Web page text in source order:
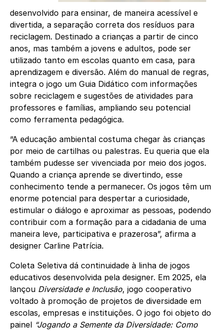
desenvolvido para ensinar, de maneira acessível e
divertida, a separação correta dos resíduos para
reciclagem. Destinado a crianças a partir de cinco
anos, mas também a jovens e adultos, pode ser
utilizado tanto em escolas quanto em casa, para
aprendizagem e diversão. Além do manual de regras,
integra o jogo um Guia Didático com informações
sobre reciclagem e sugestões de atividades para
professores e famílias, ampliando seu potencial
como ferramenta pedagógica.
“A educação ambiental costuma chegar às crianças
por meio de cartilhas ou palestras. Eu queria que ela
também pudesse ser vivenciada por meio dos jogos.
Quando a criança aprende se divertindo, esse
conhecimento tende a permanecer. Os jogos têm um
enorme potencial para despertar a curiosidade,
estimular o diálogo e aproximar as pessoas, podendo
contribuir com a formação para a cidadania de uma
maneira leve, participativa e prazerosa”, afirma a
designer Carline Patrícia.
Coleta Seletiva dá continuidade à linha de jogos
educativos desenvolvida pela designer. Em 2025, ela
lançou Diversidade e Inclusão, jogo cooperativo
voltado à promoção de projetos de diversidade em
escolas, empresas e instituições. O jogo foi objeto do
painel “Jogando a Semente da Diversidade: Como